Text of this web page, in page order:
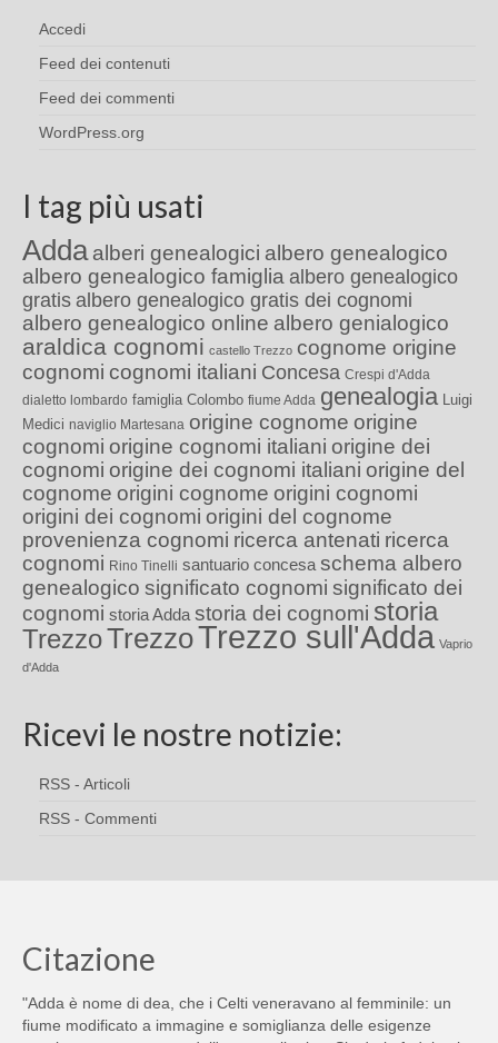
Accedi
Feed dei contenuti
Feed dei commenti
WordPress.org
I tag più usati
Adda alberi genealogici albero genealogico
albero genealogico famiglia albero genealogico
gratis albero genealogico gratis dei cognomi
albero genealogico online albero genialogico
araldica cognomi castello Trezzo cognome origine
cognomi cognomi italiani Concesa Crespi d'Adda
dialetto lombardo famiglia Colombo fiume Adda genealogia Luigi
Medici naviglio Martesana origine cognome origine
cognomi origine cognomi italiani origine dei
cognomi origine dei cognomi italiani origine del
cognome origini cognome origini cognomi
origini dei cognomi origini del cognome
provenienza cognomi ricerca antenati ricerca
cognomi Rino Tinelli santuario concesa schema albero
genealogico significato cognomi significato dei
cognomi storia Adda storia dei cognomi storia
TrezzoTrezzoTrezzo sull'Adda Vaprio
d'Adda
Ricevi le nostre notizie:
RSS - Articoli
RSS - Commenti
Citazione
"Adda è nome di dea, che i Celti veneravano al femminile: un
fiume modificato a immagine e somiglianza delle esigenze